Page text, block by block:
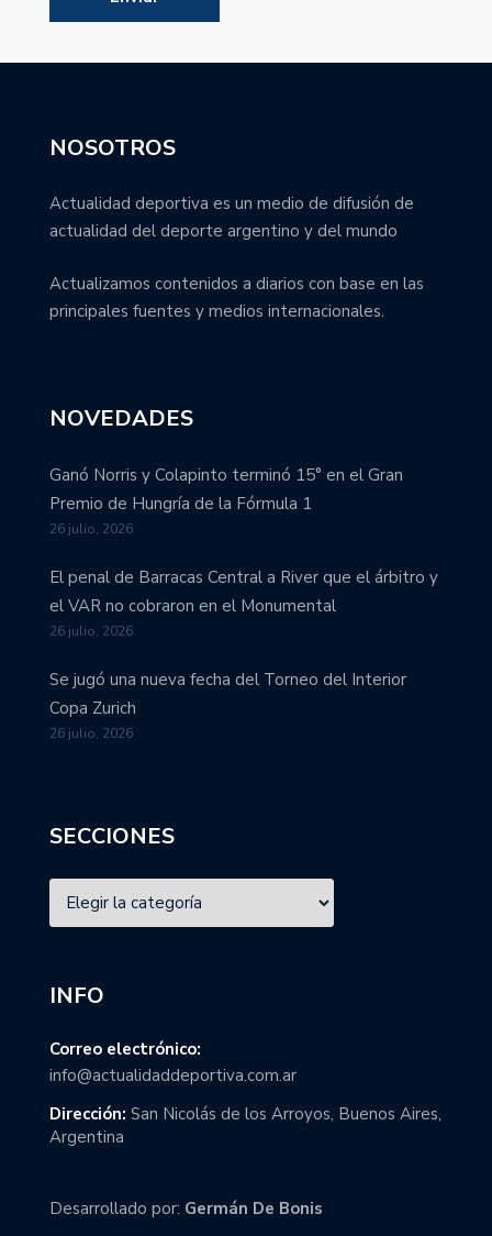
NOSOTROS
Actualidad deportiva es un medio de difusión de
actualidad del deporte argentino y del mundo
Actualizamos contenidos a diarios con base en las
principales fuentes y medios internacionales.
NOVEDADES
Ganó Norris y Colapinto terminó 15° en el Gran
Premio de Hungría de la Fórmula 1
26 julio, 2026
El penal de Barracas Central a River que el árbitro y
el VAR no cobraron en el Monumental
26 julio, 2026
Se jugó una nueva fecha del Torneo del Interior
Copa Zurich
26 julio, 2026
SECCIONES
INFO
Correo electrónico:
info@actualidaddeportiva.com.ar
Dirección: San Nicolás de los Arroyos, Buenos Aires,
Argentina
Desarrollado por: Germán De Bonis